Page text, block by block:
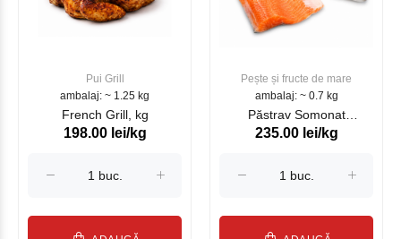
Pui Grill
ambalaj: ~ 1.25 kg
French Grill, kg
198.00 lei/kg
Pește și fructe de mare
ambalaj: ~ 0.7 kg
Păstrav Somonat
Moldovenesc
235.00 lei/kg